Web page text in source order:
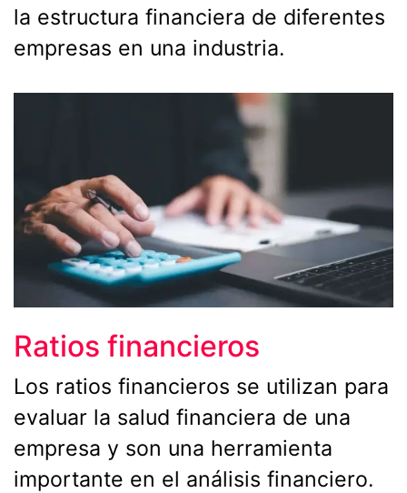
la estructura financiera de diferentes
empresas en una industria.
Ratios financieros
Los ratios financieros se utilizan para
evaluar la salud financiera de una
empresa y son una herramienta
importante en el análisis financiero.